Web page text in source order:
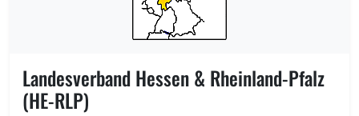
Landesverband Hessen & Rheinland-Pfalz
(HE-RLP)